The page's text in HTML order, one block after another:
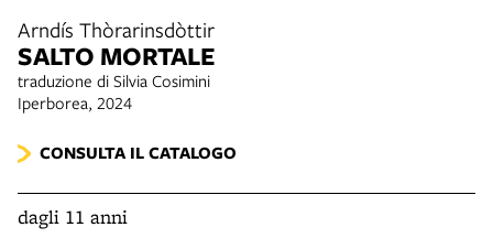
Arndís Thòrarinsdòttir
SALTO MORTALE
traduzione di Silvia Cosimini
Iperborea, 2024
CONSULTA IL CATALOGO
dagli 11 anni